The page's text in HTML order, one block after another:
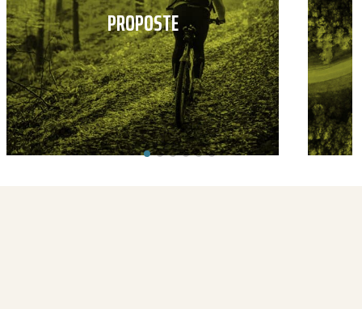
PROPOSTE